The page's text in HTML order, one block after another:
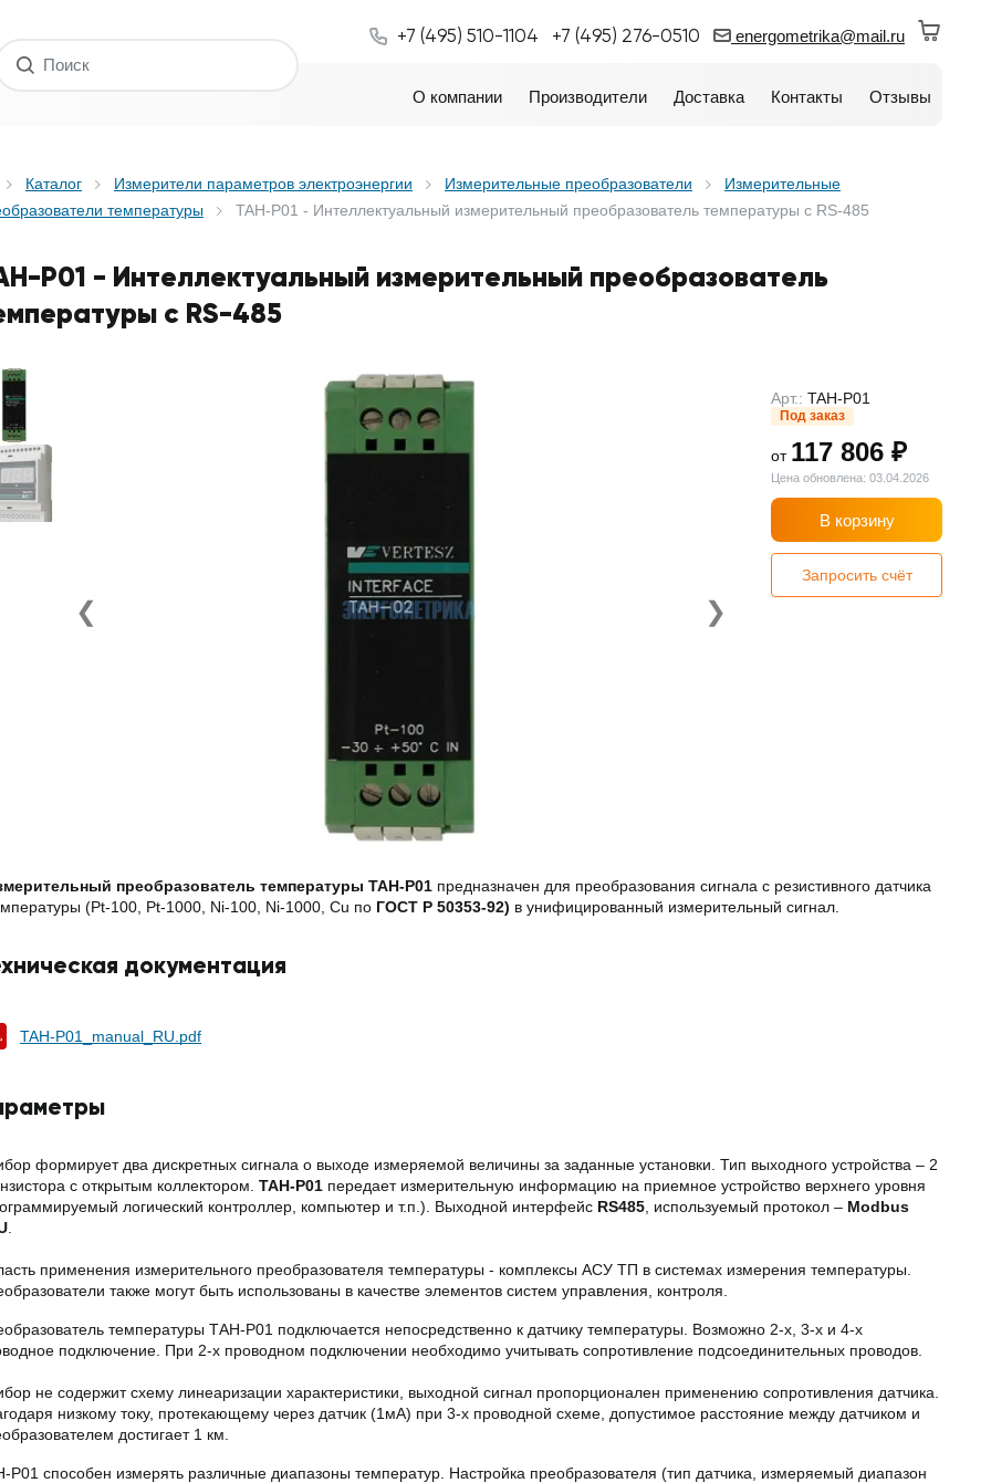
+7 (495) 510-1104 +7 (495) 276-0510 energometrika@mail.ru
О компании Производители Доставка Контакты Отзывы
Каталог Измерители параметров электроэнергии Измерительные преобразователи
Измерительные
температуры
TAH-P01 - Интеллектуальный измерительный преобразователь температуры с RS-485
P01 - Интеллектуальный измерительный преобразователь
с RS-485
❮ ❯
Арт.: TAH-P01
Под заказ
от 117 806 ₽
Цена обновлена: 03.04.2026
В корзину
Запросить счёт
преобразователь температуры TAH-P01 предназначен для преобразования сигнала с резистивного датчика
(Pt-100, Pt-1000, Ni-100, Ni-1000, Cu по ГОСТ Р 50353-92) в унифицированный измерительный сигнал.
документация
TAH-P01_manual_RU.pdf
формирует два дискретных сигнала о выходе измеряемой величины за заданные установки. Тип выходного устройства – 2
с открытым коллектором. TAH-P01 передает измерительную информацию на приемное устройство верхнего уровня
логический контроллер, компьютер и т.п.). Выходной интерфейс RS485 , используемый протокол – Modbus
применения измерительного преобразователя температуры - комплексы АСУ ТП в системах измерения температуры.
также могут быть использованы в качестве элементов систем управления, контроля.
температуры ТАН-Р01 подключается непосредственно к датчику температуры. Возможно 2-х, 3-х и 4-х
подключение. При 2-х проводном подключении необходимо учитывать сопротивление подсоединительных проводов.
не содержит схему линеаризации характеристики, выходной сигнал пропорционален применению сопротивления датчика.
низкому току, протекающему через датчик (1мА) при 3-х проводной схеме, допустимое расстояние между датчиком и
достигает 1 км.
P01 способен измерять различные диапазоны температур. Настройка преобразователя (тип датчика, измеряемый диапазон